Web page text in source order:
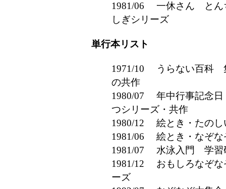
1981/06 一休さん とん
しぎシリーズ
単行本リスト
1971/10 うらない百科
の共作
1980/07 年中行事記念
つシリーズ・共作
1980/12 絵とき・たの
1981/06 絵とき・なぞ
1981/07 水泳入門 学習
1981/12 おもしろなぞ
ーズ